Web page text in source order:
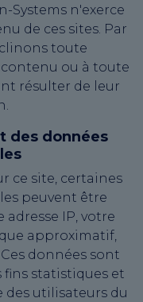
n'exerce
de ces sites. Par
toute
ou à toute
résulter de leur
des données
ce site, certaines
peuvent être
adresse IP, votre
approximatif,
données sont
statistiques et
des utilisateurs du